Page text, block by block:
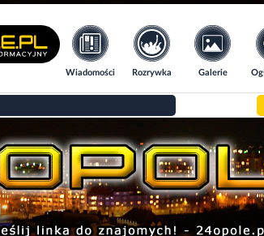
Wiadomości Rozrywka Galerie